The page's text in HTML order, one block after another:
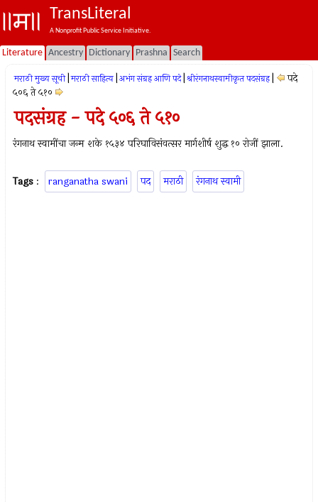
TransLiteral
A Nonprofit Public Service Initiative.
Literature Ancestry Dictionary Prashna Search
मराठी मुख्य सूची मराठी साहित्य अभंग संग्रह आणि पदे श्रीरंगनाथस्वामीकृत पदसंग्रह
पदे
५०६ ते ५१०
पदसंग्रह - पदे ५०६ ते ५१०
रंगनाथ स्वामींचा जन्म शके १५३४ परिघाविसंवत्सर मार्गशीर्ष शुद्ध १० रोजीं झाला.
Tags : ranganatha swani पद मराठी रंगनाथ स्वामी